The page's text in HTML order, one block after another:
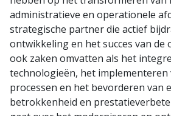
administratieve en operationele
strategische partner die actief
ontwikkeling en het succes van de
ook zaken omvatten als het
technologieën, het implementeren
processen en het bevorderen van
betrokkenheid en